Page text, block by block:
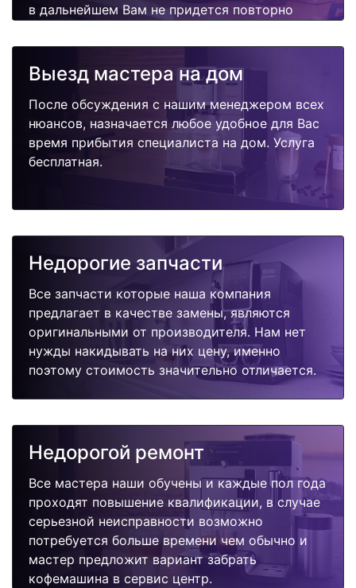
в дальнейшем Вам не придется повторно
поломок.
Выезд мастера на дом
После обсуждения с нашим менеджером всех
нюансов, назначается любое удобное для Вас
время прибытия специалиста на дом. Услуга
бесплатная.
Недорогие запчасти
Все запчасти которые наша компания
предлагает в качестве замены, являются
оригинальными от производителя. Нам нет
нужды накидывать на них цену, именно
поэтому стоимость значительно отличается.
Недорогой ремонт
Все мастера наши обучены и каждые пол года
проходят повышение квалификации, в случае
серьезной неисправности возможно
потребуется больше времени чем обычно и
мастер предложит вариант забрать
кофемашина в сервис центр.